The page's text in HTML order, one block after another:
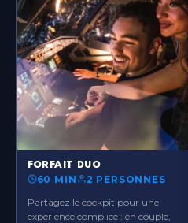
FORFAIT DUO
60 MIN
2 PERSONNES
Partagez le cockpit pour une
expérience complice : en couple,